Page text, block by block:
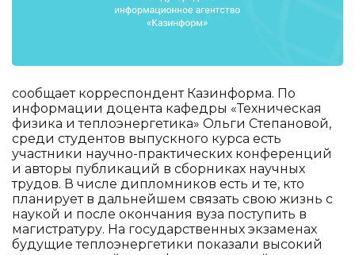
сообщает корреспондент Казинформа. По
информации доцента кафедры «Техническая
физика и теплоэнергетика» Ольги Степановой,
среди студентов выпускного курса есть
участники научно-практических конференций
и авторы публикаций в сборниках научных
трудов. В числе дипломников есть и те, кто
планирует в дальнейшем связать свою жизнь с
наукой и после окончания вуза поступить в
магистратуру. На государственных экзаменах
будущие теплоэнергетики показали высокий